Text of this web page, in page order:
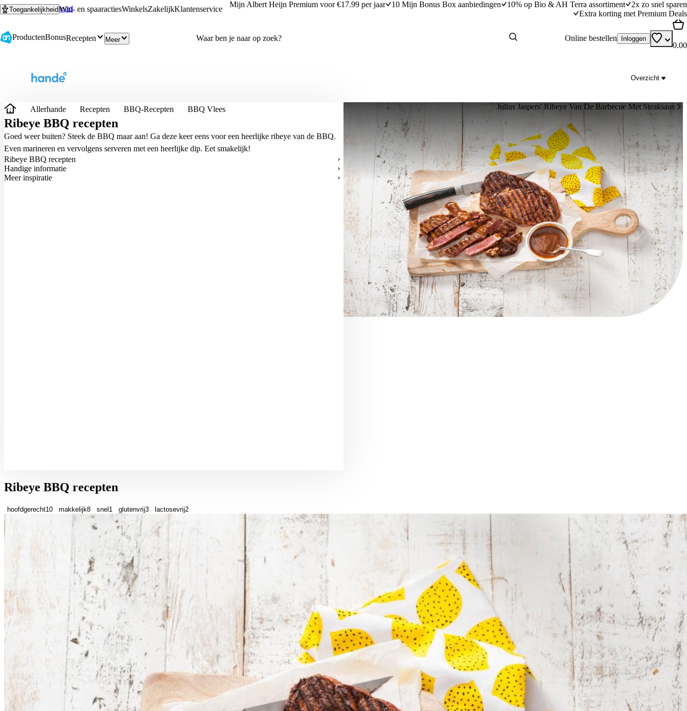
Ga naar hoofdinhoud
Ga naar zoeken
ToegankelijkheidWin- en spaaractiesWinkelsZakelijkKlantenservice
Mijn Albert Heijn Premium voor €17.99 per jaar 10 Mijn Bonus Box aanbiedingen 10% op Bio & AH Terra assortiment
2x zo snel sparen
Extra korting met Premium Deals
ProductenBonusRecepten Meer Online bestellen Inloggen
0.00
Overzicht
Julius Jaspers' Ribeye Van De Barbecue Met Steaksaus
Allerhande Recepten BBQ-Recepten BBQ Vlees
Ribeye BBQ recepten
Goed weer buiten? Steek de BBQ maar aan! Ga deze keer eens voor een heerlijke ribeye van de BBQ.
Even marineren en vervolgens serveren met een heerlijke dip. Eet smakelijk!
Ribeye BBQ recepten
Handige informatie
Meer inspiratie
Ribeye BBQ recepten
hoofdgerecht10 makkelijk8 snel 1 glutenvrij3 lactosevrij2